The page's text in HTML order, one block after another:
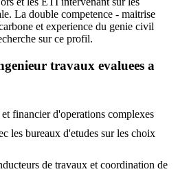
La double competence - maitrise
et experience du genie civil
sur ce profil.
travaux evaluees a
financier d'operations complexes
les bureaux d'etudes sur les choix
de travaux et coordination de